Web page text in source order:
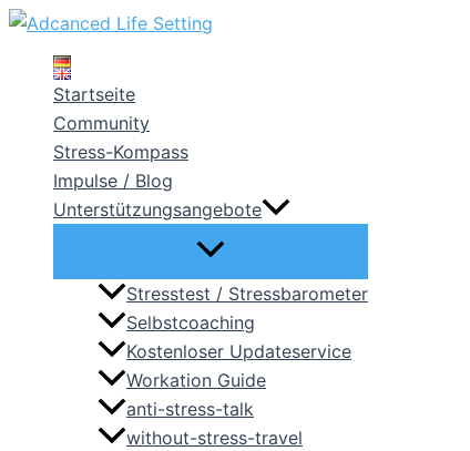
Zum
springen
Startseite
Community
Stress-Kompass
Impulse / Blog
Unterstützungsangebote
Stresstest / Stressbarometer
Selbstcoaching
Kostenloser Updateservice
Workation Guide
anti-stress-talk
without-stress-travel